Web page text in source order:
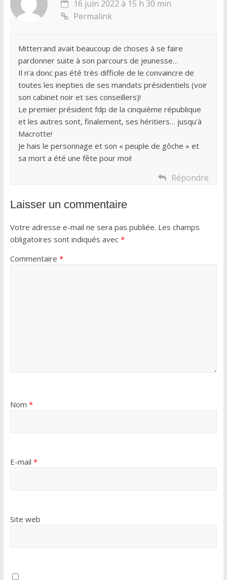
16 juin 2022 à 15 h 30 min
Permalink
Mitterrand avait beaucoup de choses à se faire
pardonner suite à son parcours de jeunesse…
Il n’a donc pas été très difficile de le convaincre de
toutes les inepties de ses mandats présidentiels (voir
son cabinet noir et ses conseillers)!
Le premier président fdp de la cinquième république
et les autres sont, finalement, ses héritiers… jusqu’à
Macrotte!
Je hais le personnage et son « peuple de gôche » et
sa mort a été une fête pour moi!
Répondre
Laisser un commentaire
Votre adresse e-mail ne sera pas publiée. Les champs
obligatoires sont indiqués avec *
Commentaire *
Nom *
E-mail *
Site web